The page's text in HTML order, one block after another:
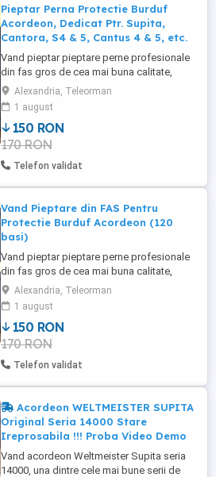
Pieptar Perna Protectie Burduf
Acordeon, Dedicat Ptr. Supita,
Cantora, S4 & 5, Cantus 4 & 5, etc.
Vand pieptar pieptare perne profesionale
din fas gros de cea mai buna calitate,
material - tesatura de provenienta
turceasca renumita pentru calitatea foarte
buna, dedicate pentru protectie burduf
acordeon, rezistente la transpiratie, care
protejeaza totodata burduful
instrumentului de lovituri, ...
Alexandria, Teleorman
1 august
150 RON
170 RON
Telefon validat
Vand Pieptare din FAS Pentru
Protectie Burduf Acordeon (120
basi)
Vand pieptar pieptare perne profesionale
din fas gros de cea mai buna calitate,
material - tesatura de provenienta
turceasca renumita pentru calitatea foarte
buna, dedicate pentru protectie burduf
acordeon, rezistente la transpiratie, care
protejeaza totodata burduful
instrumentului de lovituri, ...
Alexandria, Teleorman
1 august
150 RON
170 RON
Telefon validat
Acordeon WELTMEISTER SUPITA
Original Seria 14000 Stare
Ireprosabila !!! Proba Video Demo
Vand acordeon Weltmeister Supita seria
14000, una dintre cele mai bune serii de